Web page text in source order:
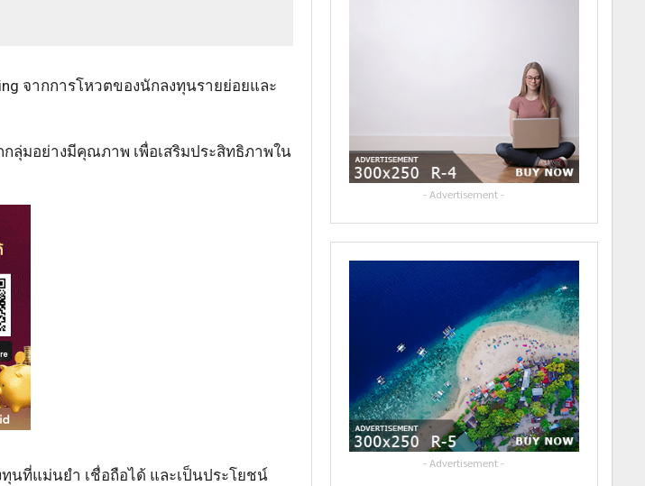
จากการโหวตของนักลงทุนรายย่อยและ
ลุ่มอย่างมีคุณภาพ เพื่อเสริมประสิทธิภาพใน
นที่แม่นยำ เชื่อถือได้ และเป็นประโยชน์
- Advertisement -
- Advertisement -